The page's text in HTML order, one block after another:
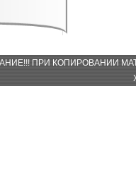
ПРИ КОПИРОВАНИИ